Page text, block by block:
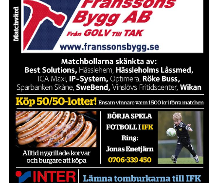
50/50 LOTTERIET
IFK TIPSET 2026